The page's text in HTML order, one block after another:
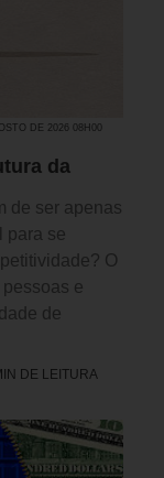
DE 2026 08H00
da
de ser apenas
para se
O
e
de
DE LEITURA